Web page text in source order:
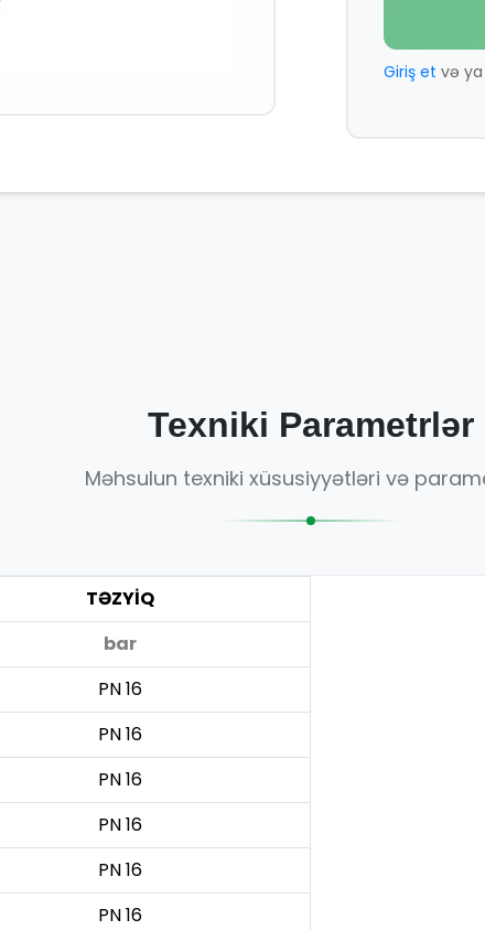
Giriş et və ya
Texniki Parametrlər
Məhsulun texniki xüsusiyyətləri və
TƏZYİQ
bar
PN 16
PN 16
PN 16
PN 16
PN 16
PN 16